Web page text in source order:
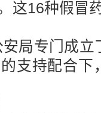
这16种假冒
局专门成立
支持配合下